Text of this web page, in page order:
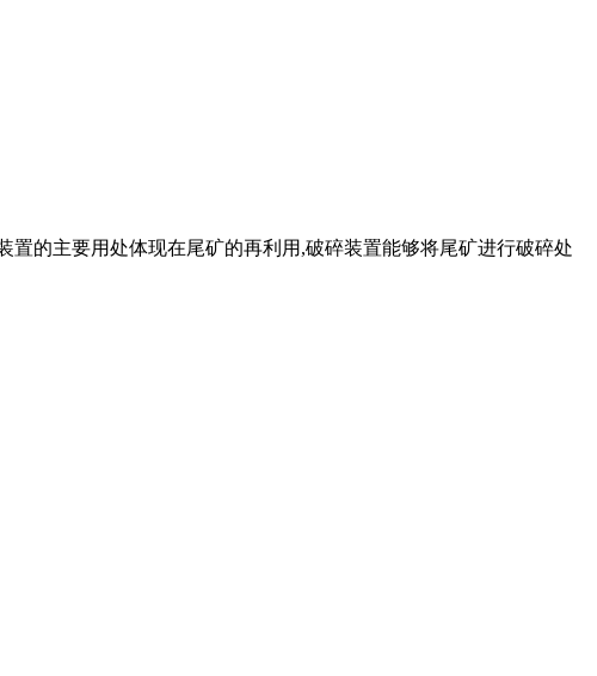
的主要用处体现在尾矿的再利用,破碎装置能够将尾矿进行破碎处